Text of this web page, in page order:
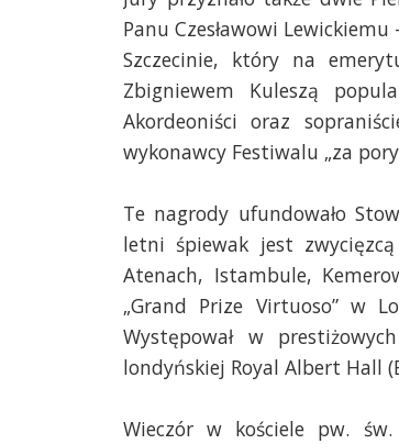
Panu Czesławowi
Szczecinie, który na
Zbigniewem Kuleszą
Akordeoniści oraz
wykonawcy Festiwalu „za
Te nagrody ufundowało
letni śpiewak jest
Atenach, Istambule,
„Grand Prize Virtuoso” w
Występował w
londyńskiej Royal Albert Hall
Wieczór w kościele pw. św.